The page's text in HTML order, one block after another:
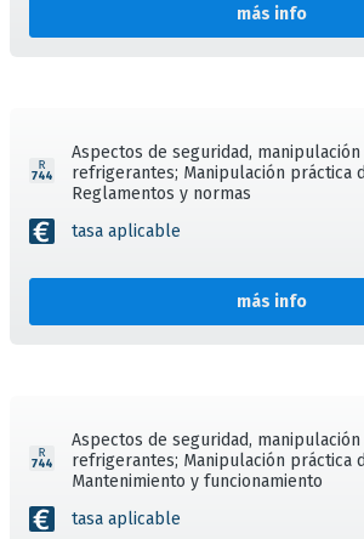
más info
Aspectos de seguridad,
refrigerantes; Manipulación práctica
Reglamentos y normas
tasa aplicable
más info
Aspectos de seguridad,
refrigerantes; Manipulación práctica
Mantenimiento y funcionamiento
tasa aplicable